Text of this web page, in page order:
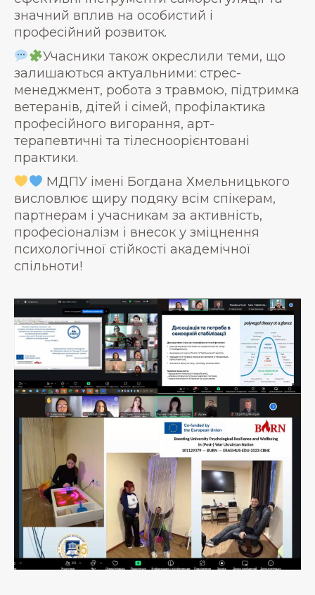
значний вплив на особистий і
професійний розвиток.
Учасники також окреслили теми, що
залишаються актуальними: стрес-
менеджмент, робота з травмою, підтримка
ветеранів, дітей і сімей, профілактика
професійного вигорання, арт-
терапевтичні та тілесноорієнтовані
практики.
МДПУ імені Богдана Хмельницького
висловлює щиру подяку всім спікерам,
партнерам і учасникам за активність,
професіоналізм і внесок у зміцнення
психологічної стійкості академічної
спільноти!